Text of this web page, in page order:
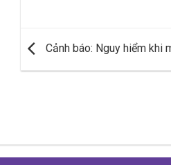
Cảnh báo: Nguy hiểm khi